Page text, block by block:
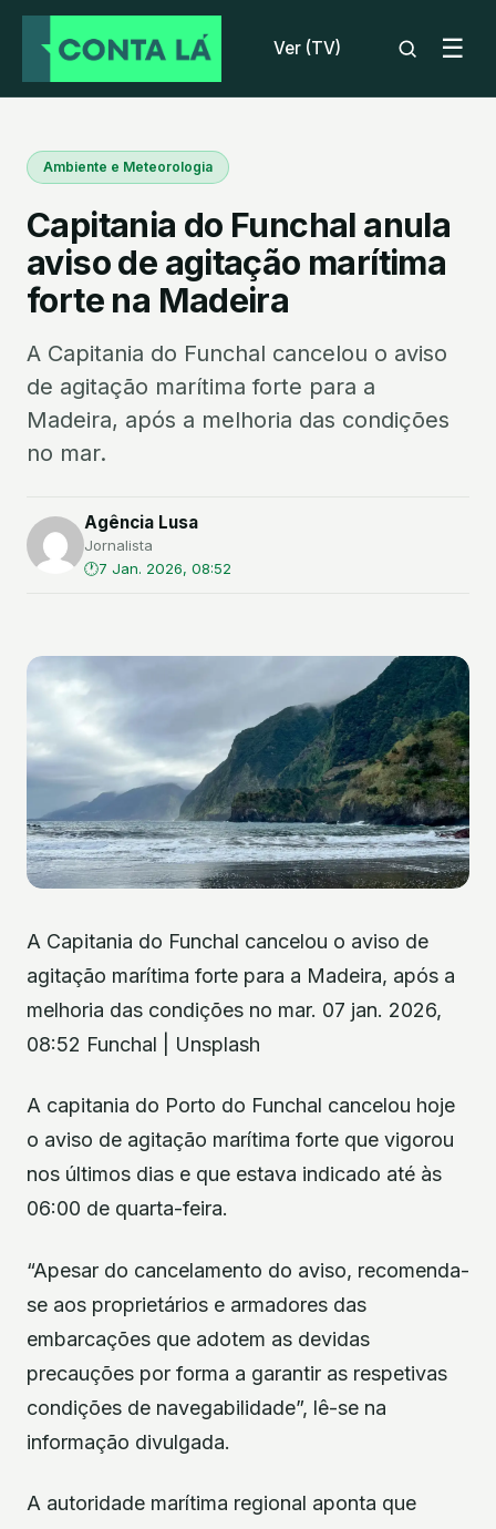
Ver (TV) ☰
Ambiente e Meteorologia
Capitania do Funchal anula
aviso de agitação marítima
forte na Madeira
A Capitania do Funchal cancelou o aviso
de agitação marítima forte para a
Madeira, após a melhoria das condições
no mar.
Agência Lusa
Jornalista
7 Jan. 2026, 08:52
A Capitania do Funchal cancelou o aviso de
agitação marítima forte para a Madeira, após a
melhoria das condições no mar. 07 jan. 2026,
08:52 Funchal | Unsplash
A capitania do Porto do Funchal cancelou hoje
o aviso de agitação marítima forte que vigorou
nos últimos dias e que estava indicado até às
06:00 de quarta-feira.
“Apesar do cancelamento do aviso, recomenda-
se aos proprietários e armadores das
embarcações que adotem as devidas
precauções por forma a garantir as respetivas
condições de navegabilidade”, lê-se na
informação divulgada.
A autoridade marítima regional aponta que